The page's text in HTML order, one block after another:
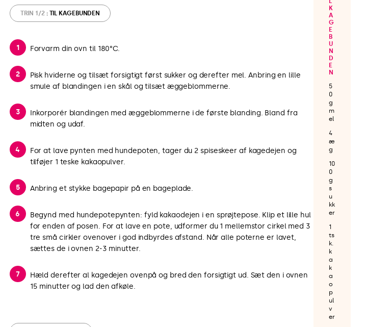
TRIN 1/2: TIL KAGEBUNDEN
Forvarm din ovn til 180°C.
Pisk hviderne og tilsæt forsigtigt først sukker og derefter mel. Anbring en lille
smule af blandingen i en skål og tilsæt æggeblommerne.
Inkorporér blandingen med æggeblommerne i de første blanding. Bland fra
midten og udaf.
For at lave pynten med hundepoten, tager du 2 spiseskeer af kagedejen og
tilføjer 1 teske kakaopulver.
Anbring et stykke bagepapir på en bageplade.
Begynd med hundepotepynten: fyld kakaodejen i en sprøjtepose. Klip et lille hul
for enden af posen. For at lave en pote, udformer du 1 mellemstor cirkel med 3
tre små cirkler ovenover i god indbyrdes afstand. Når alle poterne er lavet,
sættes de i ovnen 2-3 minutter.
Hæld derefter al kagedejen ovenpå og bred den forsigtigt ud. Sæt den i ovnen
15 minutter og lad den afkøle.
K
A
G
E
B
U
N
D
E
N
5
0
g
m
el
4
æ
g
10
0
g
s
u
kk
er
1
ts
k.
k
a
k
a
o
p
ul
v
er